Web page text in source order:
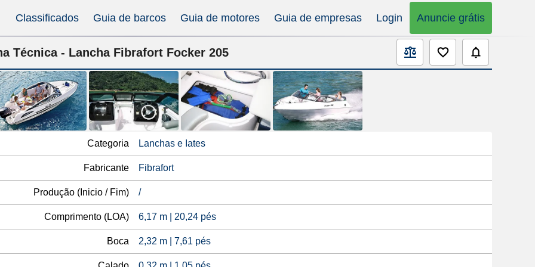
Classificados Guia de barcos Guia de motores Guia de empresas Login Anuncie grátis
Técnica - Lancha Fibrafort Focker 205
Categoria Lanchas e Iates
Fabricante Fibrafort
Produção (Inicio / Fim) /
Comprimento (LOA) 6,17 m | 20,24 pés
Boca 2,32 m | 7,61 pés